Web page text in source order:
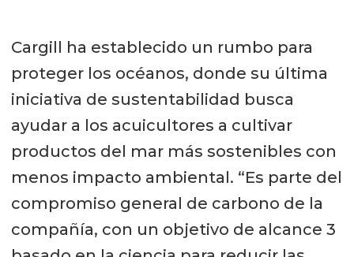
Cargill ha establecido un rumbo para
proteger los océanos, donde su última
iniciativa de sustentabilidad busca
ayudar a los acuicultores a cultivar
productos del mar más sostenibles con
menos impacto ambiental. “Es parte del
compromiso general de carbono de la
compañía, con un objetivo de alcance 3